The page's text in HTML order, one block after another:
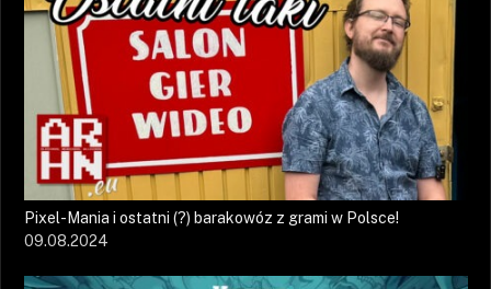
Pixel-Mania i ostatni (?) barakowóz z grami w Polsce!
09.08.2024